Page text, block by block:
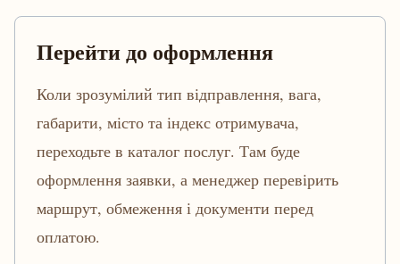
Перейти до оформлення
Коли зрозумілий тип відправлення, вага,
габарити, місто та індекс отримувача,
переходьте в каталог послуг. Там буде
оформлення заявки, а менеджер перевірить
маршрут, обмеження і документи перед
оплатою.